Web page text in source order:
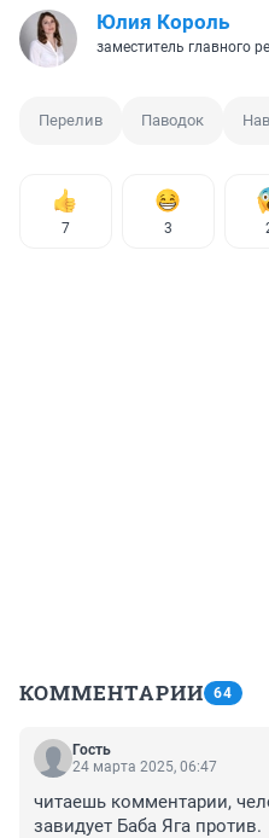
Юлия Король
заместитель главного
Перелив Паводок
7 3
КОММЕНТАРИИ 64
Гость
24 марта 2025, 06:47
читаешь комментарии,
завидует Баба Яга против.